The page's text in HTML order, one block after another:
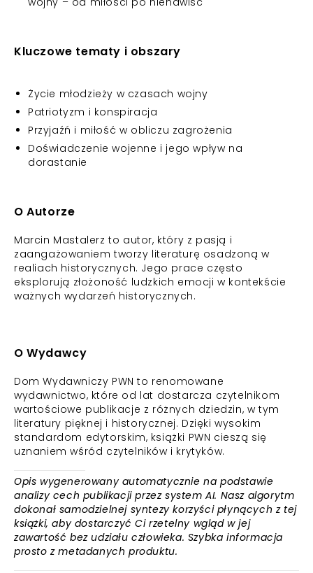
Kluczowe tematy i obszary
Życie młodzieży w czasach wojny
Patriotyzm i konspiracja
Przyjaźń i miłość w obliczu zagrożenia
Doświadczenie wojenne i jego wpływ na
dorastanie
O Autorze
Marcin Mastalerz to autor, który z pasją i
zaangażowaniem tworzy literaturę osadzoną w
realiach historycznych. Jego prace często
eksplorują złożoność ludzkich emocji w kontekście
ważnych wydarzeń historycznych.
O Wydawcy
Dom Wydawniczy PWN to renomowane
wydawnictwo, które od lat dostarcza czytelnikom
wartościowe publikacje z różnych dziedzin, w tym
literatury pięknej i historycznej. Dzięki wysokim
standardom edytorskim, książki PWN cieszą się
uznaniem wśród czytelników i krytyków.
Opis wygenerowany automatycznie na podstawie
analizy cech publikacji przez system AI. Nasz algorytm
dokonał samodzielnej syntezy korzyści płynących z tej
książki, aby dostarczyć Ci rzetelny wgląd w jej
zawartość bez udziału człowieka. Szybka informacja
prosto z metadanych produktu.